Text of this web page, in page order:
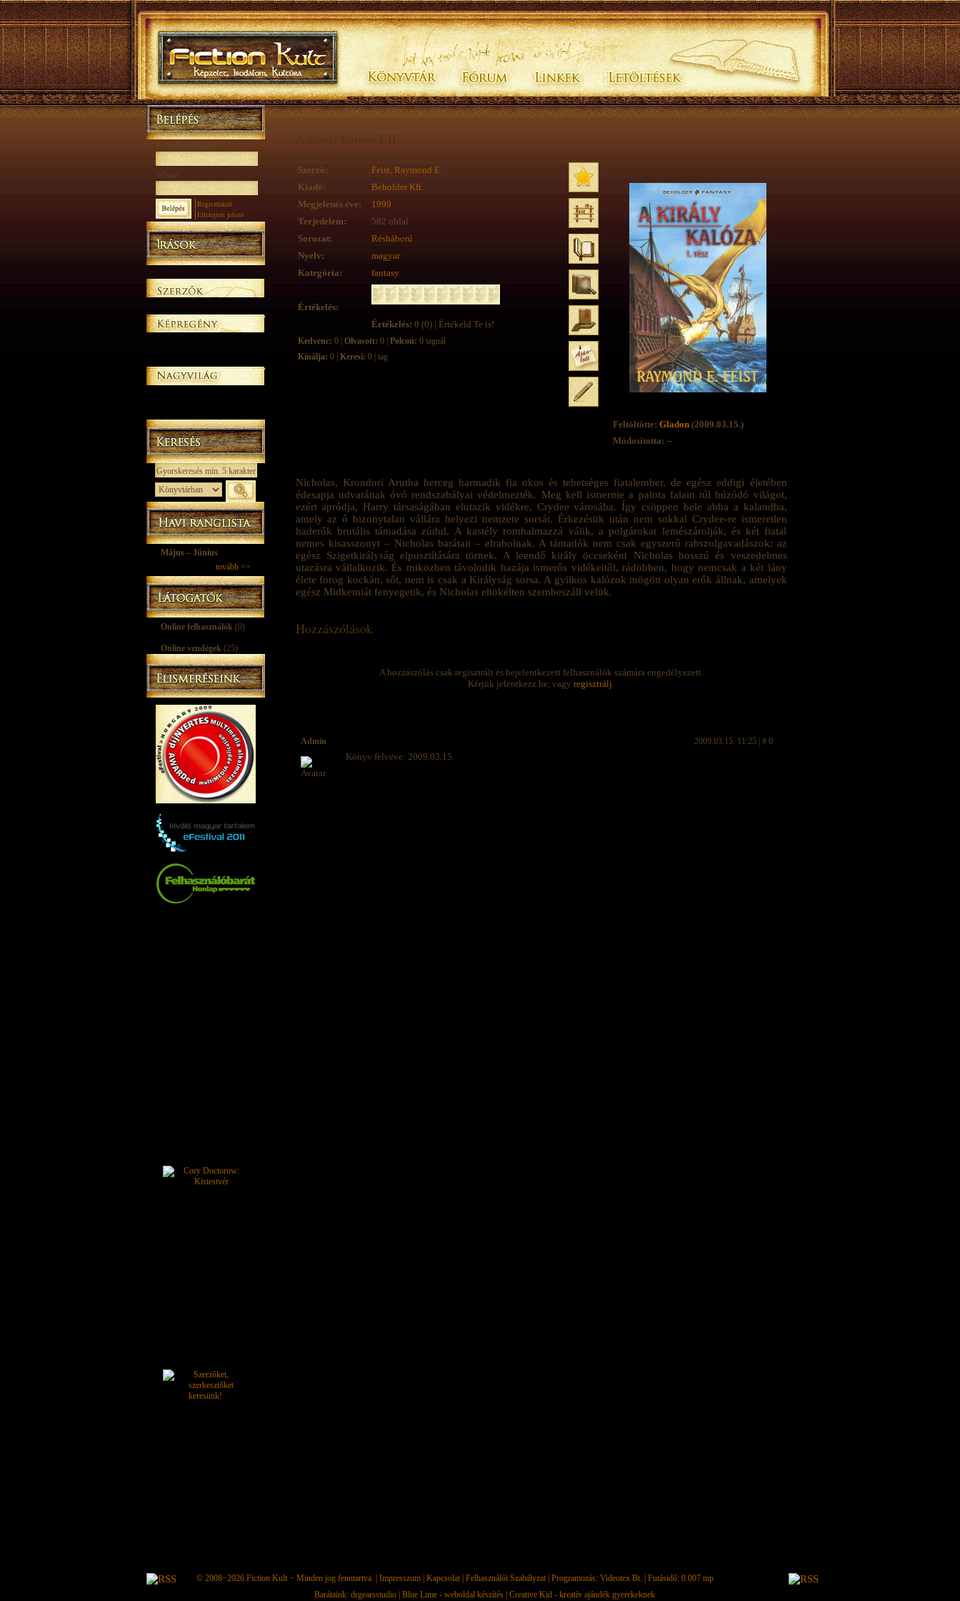
Jelszó:
Regisztráció
Elfelejtett jelszó
Május – Június
tovább >>
Online felhasználók (0)
Online vendégek(25)
A király kalóza I-II.
Feltöltötte: Gladon(2009.03.15.)
Módosította: --
Szerző:
Feist, Raymond E.
Kiadó:
Beholder Kft.
Megjelenés éve:
1999
Terjedelem:
582 oldal
Sorozat:
Résháború
Nyelv:
magyar
Kategória:
fantasy
Értékelés:
Értékelés: 0 (0) | Értékeld Te is!
Kedvenc: 0 | Olvasott: 0 | Polcon: 0 tagnál
Kínálja: 0 | Keresi: 0 | tag
Nicholas, Krondori Arutha herceg harmadik fia okos és tehetséges fiatalember, de egész eddigi életében
édesapja udvarának óvó rendszabályai védelmezték. Meg kell ismernie a palota falain túl húzódó világot,
ezért apródja, Harry társaságában elutazik vidékre, Crydee városába. Így csöppen bele abba a kalandba,
amely az ő bizonytalan vállára helyezi nemzete sorsát. Érkezésük után nem sokkal Crydee-re ismeretlen
haderők brutális támadása zúdul. A kastély romhalmazzá válik, a polgárokat lemészárolják, és két fiatal
nemes kisasszonyt – Nicholas barátait – elrabolnak. A támadók nem csak egyszerű rabszolgavadászok: az
egész Szigetkirályság elpusztítására törnek. A leendő király öccseként Nicholas hosszú és veszedelmes
utazásra vállalkozik. És miközben távolodik hazája ismerős vidékeitől, rádöbben, hogy nemcsak a két lány
élete forog kockán, sőt, nem is csak a Királyság sorsa. A gyilkos kalózok mögött olyan erők állnak, amelyek
egész Midkemiát fenyegetik, és Nicholas eltökélten szembeszáll velük.
Hozzászólások
A hozzászólás csak regisztrált és bejelentkezett felhasználók számára engedélyezett.
Kérjük jelentkezz be, vagy regisztrálj.
Admin 2009.03.15. 11:25 | # 0
Könyv felvéve: 2009.03.15.
© 2008−2026 Fiction Kult− Minden jog fenntartva. | Impresszum| Kapcsolat| Felhasználói Szabályzat| Programozás: Videotex Bt. | Futásidő: 0.007 mp
Barátaink: drgearsstudio| Blue Lime - weboldal készítés| Creative Kid - kreatív ajándék gyerekeknek